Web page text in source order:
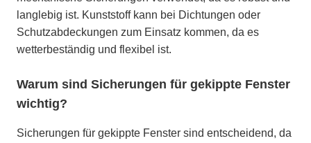
langlebig ist. Kunststoff kann bei Dichtungen oder
Schutzabdeckungen zum Einsatz kommen, da es
wetterbeständig und flexibel ist.
Warum sind Sicherungen für gekippte Fenster
wichtig?
Sicherungen für gekippte Fenster sind entscheidend, da